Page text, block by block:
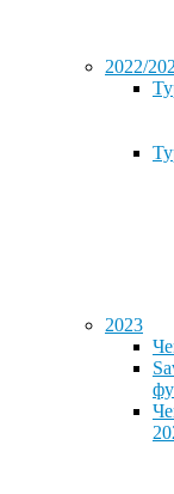
2022/
2023